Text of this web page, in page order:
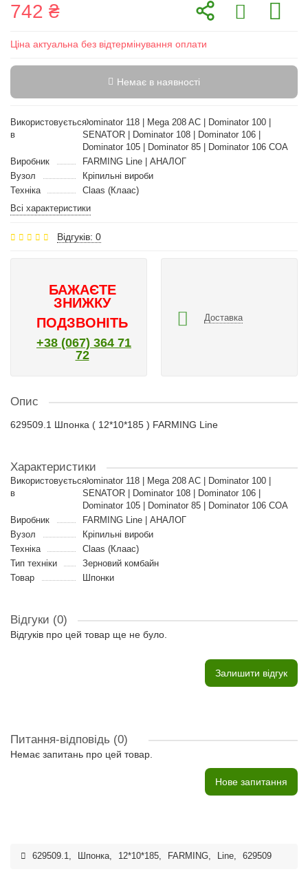
742 ₴
Ціна актуальна без відтермінування оплати
Немає в наявності
Використовується
в
Dominator 118 | Mega 208 AC | Dominator 100 |
SENATOR | Dominator 108 | Dominator 106 |
Dominator 105 | Dominator 85 | Dominator 106 COA
Виробник
FARMING Line | АНАЛОГ
Вузол
Кріпильні вироби
Техніка
Claas (Клаас)
Всі характеристики
Відгуків: 0
БАЖАЄТЕ
ЗНИЖКУ
ПОДЗВОНІТЬ
+38 (067) 364 71
72
Доставка
Опис
629509.1 Шпонка ( 12*10*185 ) FARMING Line
Характеристики
Використовується
в
Dominator 118 | Mega 208 AC | Dominator 100 |
SENATOR | Dominator 108 | Dominator 106 |
Dominator 105 | Dominator 85 | Dominator 106 COA
Виробник
FARMING Line | АНАЛОГ
Вузол
Кріпильні вироби
Техніка
Claas (Клаас)
Тип техніки
Зерновий комбайн
Товар
Шпонки
Відгуки (0)
Відгуків про цей товар ще не було.
Залишити відгук
Питання-відповідь (0)
Немає запитань про цей товар.
Нове запитання
629509.1, Шпонка, 12*10*185, FARMING, Line, 629509